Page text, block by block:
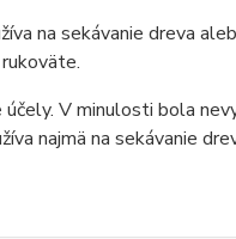
na sekávanie dreva
účely. V minulosti bola
najmä na sekávanie